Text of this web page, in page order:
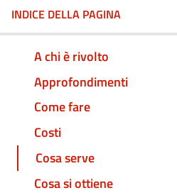
INDICE DELLA PAGINA
A chi è rivolto
Approfondimenti
Come fare
Costi
Cosa serve
Cosa si ottiene